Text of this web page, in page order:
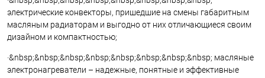
электрические конвекторы, пришедшие на смены габаритным
масляным радиаторам и выгодно от них отличающиеся своим
дизайном и компактностью;
·&nbsp;&nbsp;&nbsp;&nbsp;&nbsp;&nbsp;&nbsp;&nbsp; масляные
электронагреватели – надежные, понятные и эффективные